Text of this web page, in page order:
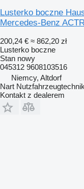
Lusterko boczne
Mercedes-Benz
200,24 € ≈ 862,20 zł
Lusterko boczne
Stan nowy
045312 9608103516
Niemcy, Altdorf
Nart Nutzfahrzeugtechnik
Kontakt z dealerem